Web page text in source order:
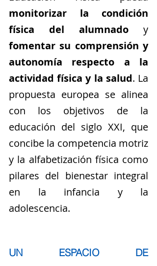
monitorizar la condición
física del alumnado
fomentar su comprensión y
autonomía respecto a la
actividad física y la salud. La
propuesta europea se alinea
con los objetivos de la
educación del siglo XXI, que
concibe la competencia motriz
y la alfabetización física como
pilares del bienestar integral
en la infancia y la
adolescencia.
UN ESPACIO DE